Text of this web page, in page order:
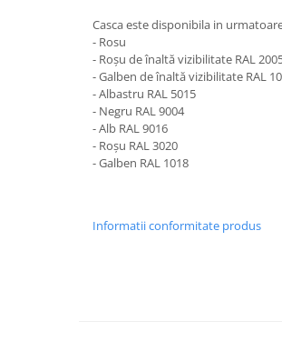
Casca este disponibila in
- Rosu
- Roșu de înaltă vizibilitate RAL
- Galben de înaltă vizibilitate RAL
- Albastru RAL 5015
- Negru RAL 9004
- Alb RAL 9016
- Roșu RAL 3020
- Galben RAL 1018
Informatii conformitate produs